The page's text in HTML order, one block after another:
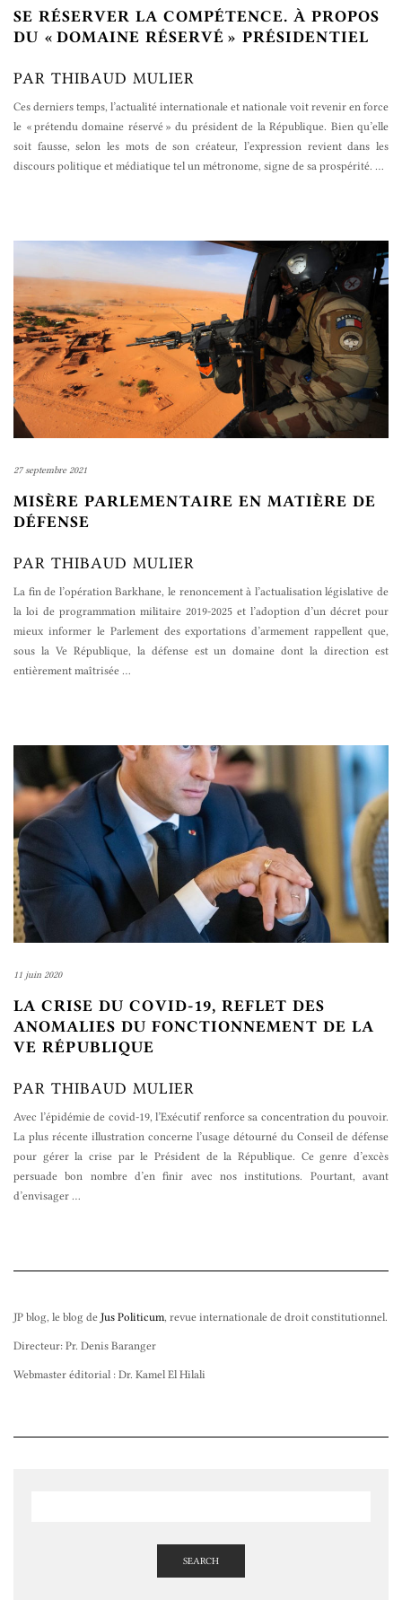
SE RÉSERVER LA COMPÉTENCE. À PROPOS
DU « DOMAINE RÉSERVÉ » PRÉSIDENTIEL
PAR THIBAUD MULIER
Ces derniers temps, l’actualité internationale et nationale voit revenir en force
le « prétendu domaine réservé » du président de la République. Bien qu’elle
soit fausse, selon les mots de son créateur, l’expression revient dans les
discours politique et médiatique tel un métronome, signe de sa prospérité. …
27 septembre 2021
MISÈRE PARLEMENTAIRE EN MATIÈRE DE
DÉFENSE
PAR THIBAUD MULIER
La fin de l’opération Barkhane, le renoncement à l’actualisation législative de
la loi de programmation militaire 2019-2025 et l’adoption d’un décret pour
mieux informer le Parlement des exportations d’armement rappellent que,
sous la Ve République, la défense est un domaine dont la direction est
entièrement maîtrisée …
11 juin 2020
LA CRISE DU COVID-19, REFLET DES
ANOMALIES DU FONCTIONNEMENT DE LA
VE RÉPUBLIQUE
PAR THIBAUD MULIER
Avec l’épidémie de covid-19, l’Exécutif renforce sa concentration du pouvoir.
La plus récente illustration concerne l’usage détourné du Conseil de défense
pour gérer la crise par le Président de la République. Ce genre d’excès
persuade bon nombre d’en finir avec nos institutions. Pourtant, avant
d’envisager …
JP blog, le blog de Jus Politicum, revue internationale de droit constitutionnel.
Directeur: Pr. Denis Baranger
Webmaster éditorial : Dr. Kamel El Hilali
SEARCH